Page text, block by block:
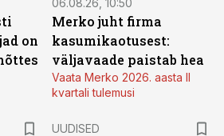
on
06.08.26, 10:50
Merko juht firma
kasumikaotusest:
väljavaade paistab hea
Vaata Merko 2026. aasta II
kvartali tulemusi
UUDISED